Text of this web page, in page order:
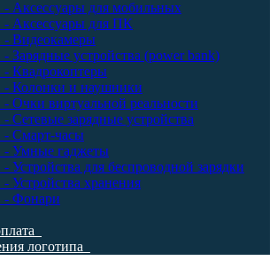
- Аксессуары для мобильных
- Аксессуары для ПК
- Видеокамеры
- Зарядные устройства (power bank)
- Квадрокоптеры
- Колонки и наушники
- Очки виртуальной реальности
- Сетевые зарядные устройства
- Смарт-часы
- Умные гаджеты
- Устройства для беспроводной зарядки
- Устройства хранения
- Фонари
логотипа